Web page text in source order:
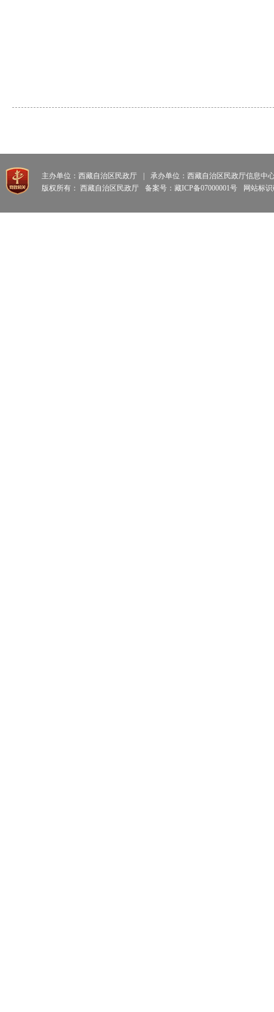
主办单位：西藏自治区民政厅
承办单位：西藏自治区民政厅信息中
版权所有： 西藏自治区民政厅
备案号：藏ICP备07000001号 网站标识